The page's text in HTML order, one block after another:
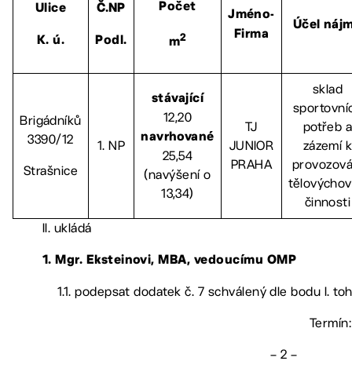
Ulice
K. ú.
Č.NP
Podl.
Počet
m2
Jméno-
Firma
Účel
Brigádníků
3390/12
Strašnice
1. NP
stávající
12,20
navrhované
25,54
(navýšení o
13,34)
TJ
JUNIOR
PRAHA
sklad
potřeb a
zázemí k
činnosti
II. ukládá
1. Mgr. Eksteinovi, MBA, vedoucímu OMP
1.1. podepsat dodatek č. 7 schválený dle bodu I.
– 2 –